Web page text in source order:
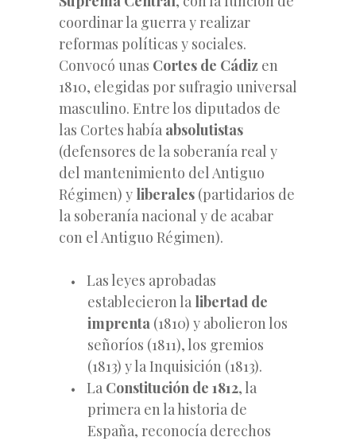
coordinar la guerra y realizar
reformas políticas y sociales.
Convocó unas Cortes de Cádiz en
1810, elegidas por sufragio universal
masculino. Entre los diputados de
las Cortes había absolutistas
(defensores de la soberanía real y
del mantenimiento del Antiguo
Régimen) y liberales (partidarios de
la soberanía nacional y de acabar
con el Antiguo Régimen).
Las leyes aprobadas
establecieron la libertad de
imprenta (1810) y abolieron los
señoríos (1811), los gremios
(1813) y la Inquisición (1813).
La Constitución de 1812, la
primera en la historia de
España, reconocía derechos